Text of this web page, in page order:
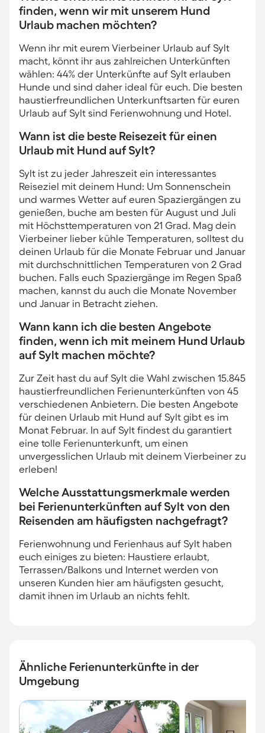
finden, wenn wir mit unserem Hund
Urlaub machen möchten?
Wenn ihr mit eurem Vierbeiner Urlaub auf Sylt
macht, könnt ihr aus zahlreichen Unterkünften
wählen: 44% der Unterkünfte auf Sylt erlauben
Hunde und sind daher ideal für euch. Die besten
haustierfreundlichen Unterkunftsarten für euren
Urlaub auf Sylt sind Ferienwohnung und Hotel.
Wann ist die beste Reisezeit für einen
Urlaub mit Hund auf Sylt?
Sylt ist zu jeder Jahreszeit ein interessantes
Reiseziel mit deinem Hund: Um Sonnenschein
und warmes Wetter auf euren Spaziergängen zu
genießen, buche am besten für August und Juli
mit Höchsttemperaturen von 21 Grad. Mag dein
Vierbeiner lieber kühle Temperaturen, solltest du
deinen Urlaub für die Monate Februar und Januar
mit durchschnittlichen Temperaturen von 2 Grad
buchen. Falls euch Spaziergänge im Regen Spaß
machen, kannst du auch die Monate November
und Januar in Betracht ziehen.
Wann kann ich die besten Angebote
finden, wenn ich mit meinem Hund Urlaub
auf Sylt machen möchte?
Zur Zeit hast du auf Sylt die Wahl zwischen 15.845
haustierfreundlichen Ferienunterkünften von 45
verschiedenen Anbietern. Die besten Angebote
für deinen Urlaub mit Hund auf Sylt gibt es im
Monat Februar. In auf Sylt findest du garantiert
eine tolle Ferienunterkunft, um einen
unvergesslichen Urlaub mit deinem Vierbeiner zu
erleben!
Welche Ausstattungsmerkmale werden
bei Ferienunterkünften auf Sylt von den
Reisenden am häufigsten nachgefragt?
Ferienwohnung und Ferienhaus auf Sylt haben
euch einiges zu bieten: Haustiere erlaubt,
Terrassen/Balkons und Internet werden von
unseren Kunden hier am häufigsten gesucht,
damit ihnen im Urlaub an nichts fehlt.
Ähnliche Ferienunterkünfte in der
Umgebung